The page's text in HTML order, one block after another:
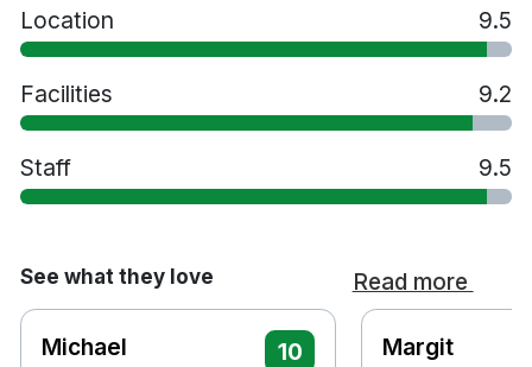
Location 9.5
Facilities 9.2
Staff 9.5
See what they love Read more
Michael 10 Margit